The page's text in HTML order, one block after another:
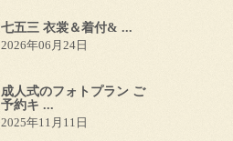
七五三 衣裳＆着付& ...
2026年06月24日
成人式のフォトプラン ご
予約キ ...
2025年11月11日